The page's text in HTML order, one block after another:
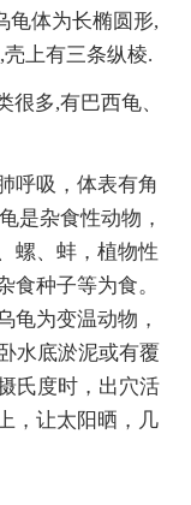
龟体为长椭圆形,
上有三条纵棱.
多,有巴西龟、
吸，体表有角
是杂食性动物，
螺、蚌，植物性
食种子等为食。
龟为变温动物，
水底淤泥或有覆
氏度时，出穴活
，让太阳晒，几